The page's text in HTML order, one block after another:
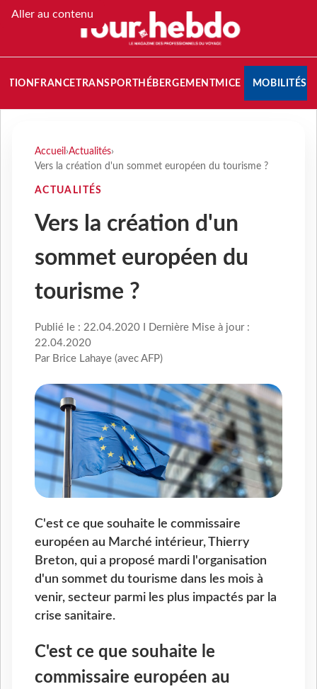
Aller au contenu
FRANCETRANSPORT HÉBERGEMENTMICE MOBILITÉS
Accueil ›Actualités›
Vers la création d'un sommet européen du tourisme ?
ACTUALITÉS
Vers la création d'un
sommet européen du
tourisme ?
Publié le : 22.04.2020 I Dernière Mise à jour :
22.04.2020
Par Brice Lahaye (avec AFP)
C'est ce que souhaite le commissaire
européen au Marché intérieur, Thierry
Breton, qui a proposé mardi l'organisation
d'un sommet du tourisme dans les mois à
venir, secteur parmi les plus impactés par la
crise sanitaire.
C'est ce que souhaite le
commissaire européen au